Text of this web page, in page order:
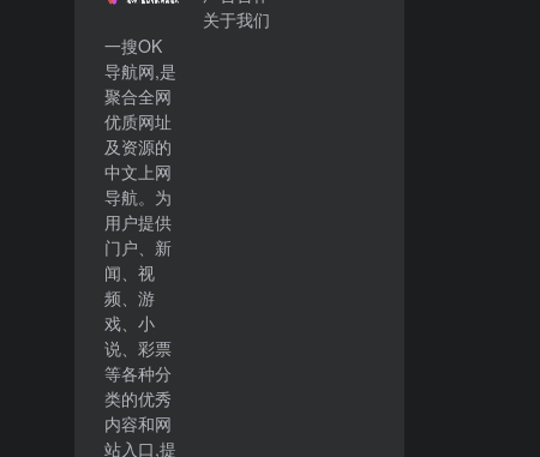
一搜OK
导航网,是
聚合全网
优质网址
及资源的
中文上网
导航。为
用户提供
门户、新
闻、视
频、游
戏、小
说、彩票
等各种分
类的优秀
内容和网
站入口,提
关于我们